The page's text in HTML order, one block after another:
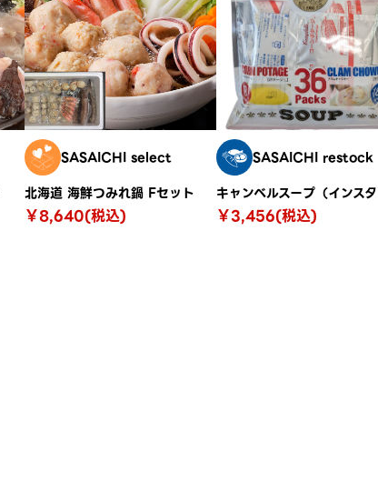
SASAICHI select
北海道 海鮮つみれ鍋 Fセット
￥8,640(税込)
SASAICHI restock
￥3,456(税込)